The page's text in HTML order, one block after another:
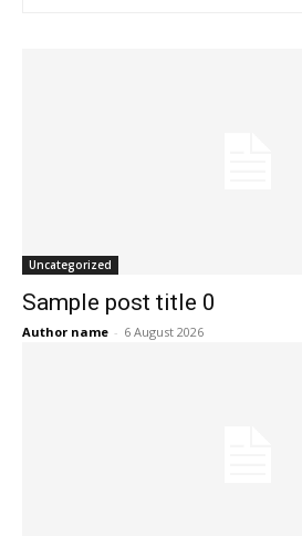
Uncategorized
Sample post title 0
Author name - 6 August 2026